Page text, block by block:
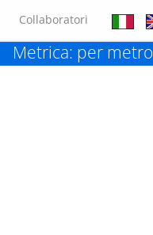
Collaboratori
Metrica: per metro